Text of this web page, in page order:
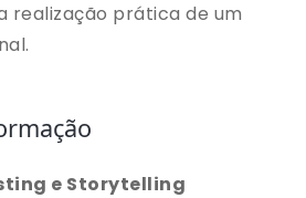
realização prática de um
e Storytelling